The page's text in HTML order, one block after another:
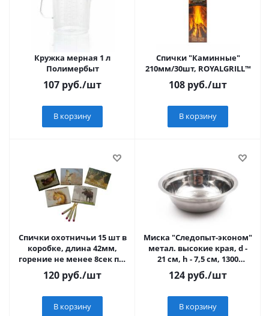
Кружка мерная 1 л
Полимербыт
107 руб./шт
В корзину
Спички "Каминные"
210мм/30шт, ROYALGRILL™
108 руб./шт
В корзину
Спички охотничьи 15 шт в
коробке, длина 42мм,
горение не менее 8сек пр-
во Россия С1012
120 руб./шт
В корзину
Миска "Следопыт-эконом"
метал. высокие края, d -
21 см, h - 7,5 см, 1300
мл/360/
124 руб./шт
В корзину